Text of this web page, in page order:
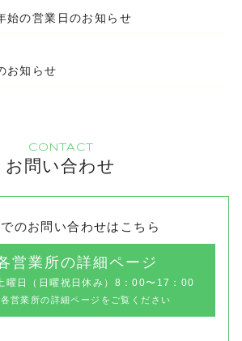
の営業日のお知らせ
お知らせ
CONTACT
お問い合わせ
のお問い合わせはこちら
営業所の詳細ページ
曜日（⽇曜祝⽇休み）8：00〜17：00
営業所の詳細ページをご覧ください